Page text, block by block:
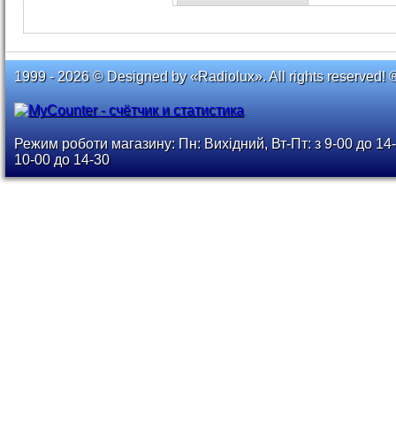
1999 - 2026 © Designed by «Radiolux». All rights reserved!
Режим роботи магазину: Пн: Вихідний, Вт-Пт: з 9-00 до
10-00 до 14-30